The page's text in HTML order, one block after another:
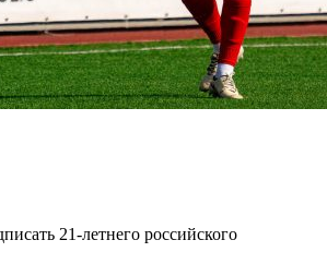
21-летнего российского